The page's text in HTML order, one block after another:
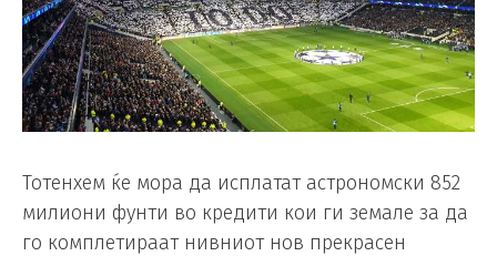
Тотенхем ќе мора да исплатат астрономски 852
милиони фунти во кредити кои ги земале за да
го комплетираат нивниот нов прекрасен